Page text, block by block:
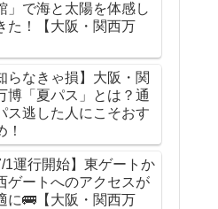
」で海と太陽を体感し
た！【大阪・関西万
らなきゃ損】大阪・関
博「夏パス」とは？通
ス逃した人にこそおす
！
1運行開始】東ゲートか
ゲートへのアクセスが
に🚌【大阪・関西万